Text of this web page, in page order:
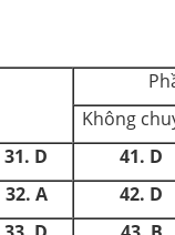
Không
31. D
41. D
32. A
42. D